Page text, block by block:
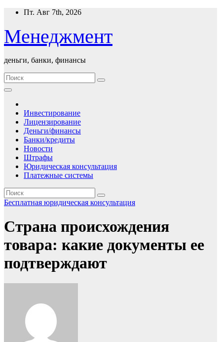
Перейти
содержимому
Пт. Авг 7th, 2026
Менеджмент
деньги, банки, финансы
Инвестирование
Лицензирование
Деньги/финансы
Банки/кредиты
Новости
Штрафы
Юридическая консультация
Платежные системы
Бесплатная юридическая консультация
Страна происхождения
товара: какие документы ее
подтверждают